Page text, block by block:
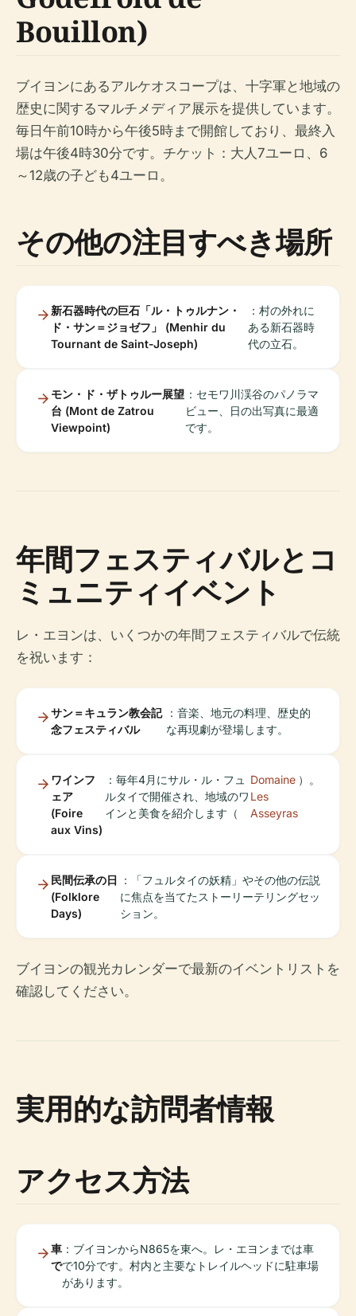
Bouillon)
ブイヨンにあるアルケオスコープは、十字軍と地域の
歴史に関するマルチメディア展示を提供しています。
毎日午前10時から午後5時まで開館しており、最終入
場は午後4時30分です。チケット：大人7ユーロ、6
～12歳の子ども4ユーロ。
その他の注目すべき場所
新石器時代の巨石「ル・トゥルナン・
ド・サン＝ジョゼフ」 (Menhir du
Tournant de Saint-Joseph)
：村の外れに
ある新石器時
代の立石。
モン・ド・ザトゥルー展望
台 (Mont de Zatrou
Viewpoint)
：セモワ川渓谷のパノラマ
ビュー、日の出写真に最適
です。
年間フェスティバルとコ
ミュニティイベント
レ・エヨンは、いくつかの年間フェスティバルで伝統
を祝います：
サン＝キュラン教会記
念フェスティバル
：音楽、地元の料理、歴史的
な再現劇が登場します。
ワインフ
ェア
(Foire
aux Vins)
：毎年4月にサル・ル・フュ
ルタイで開催され、地域のワ
インと美食を紹介します（
Domaine
Les
Asseyras
）。
民間伝承の日
(Folklore
Days)
：「フュルタイの妖精」やその他の伝説
に焦点を当てたストーリーテリングセッ
ション。
ブイヨンの観光カレンダーで最新のイベントリストを
確認してください。
実用的な訪問者情報
アクセス方法
車
で
：ブイヨンからN865を東へ。レ・エヨンまでは車
で10分です。村内と主要なトレイルヘッドに駐車場
があります。